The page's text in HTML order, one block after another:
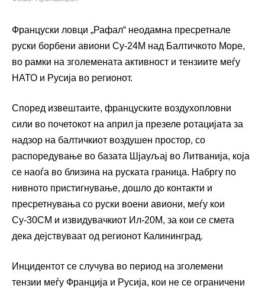
Француски ловци „Рафал“ неодамна пресретнале
руски борбени авиони Су-24М над Балтичкото Море,
во рамки на зголемената активност и тензиите меѓу
НАТО и Русија во регионот.
Според извештаите, француските воздухопловни
сили во почетокот на април ја презеле ротацијата за
надзор на балтичкиот воздушен простор, со
распоредување во базата Шјауљај во Литванија, која
се наоѓа во близина на руската граница. Набргу по
нивното пристигнување, дошло до контакти и
пресретнувања со руски воени авиони, меѓу кои
Су-30СМ и извидувачкиот Ил-20М, за кои се смета
дека дејствуваат од регионот Калининград.
Инцидентот се случува во период на зголемени
тензии меѓу Франција и Русија, кои не се ограничени